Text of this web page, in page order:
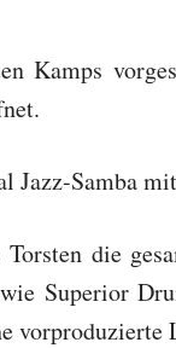
Kamps
Jazz-Samba
die
Superior